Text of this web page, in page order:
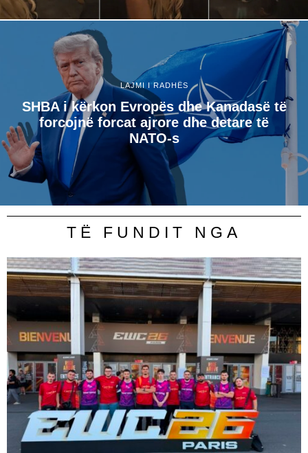
LAJMI I RADHËS
SHBA i kërkon Evropës dhe Kanadasë të
forcojnë forcat ajrore dhe detare të
NATO-s
TË FUNDIT NGA